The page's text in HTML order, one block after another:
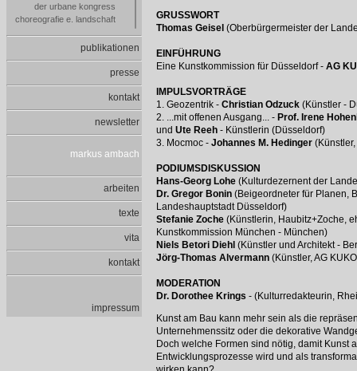
der urbane kongress
choreografie e. landschaft
wg/3zi/k/bar
parcours interdit
uneingelöste versprechen
public garden
local to local
museum f. sed. kunst
stadtraum.org
publikationen
presse
kontakt
newsletter
markus ambach
arbeiten
texte
vita
kontakt
impressum
GRUSSWORT
Thomas Geisel (Oberbürgermeister der
EINFÜHRUNG
Eine Kunstkommission für Düsseldorf - AG
IMPULSVORTRÄGE
1. Geozentrik - Christian Odzuck (Künstler -
2. ...mit offenen Ausgang... - Prof. Irene
und Ute Reeh - Künstlerin (Düsseldorf)
3. Mocmoc - Johannes M. Hedinger
PODIUMSDISKUSSION
Hans-Georg Lohe (Kulturdezernent der
Dr. Gregor Bonin (Beigeordneter für Planen,
Landeshauptstadt Düsseldorf)
Stefanie Zoche (Künstlerin, Haubitz+Zoche,
Kunstkommission München - München)
Niels Betori Diehl (Künstler und Architekt -
Jörg-Thomas Alvermann (Künstler, AG
MODERATION
Dr. Dorothee Krings - (Kulturredakteurin,
Kunst am Bau kann mehr sein als die
Unternehmenssitz oder die dekorative
Doch welche Formen sind nötig, damit Kunst
Entwicklungsprozesse wird und als